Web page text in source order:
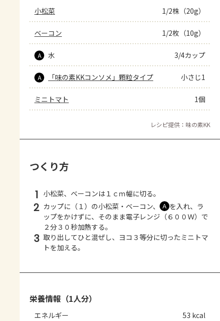
小松菜 1/2株（20g）
ベーコン 1/2枚（10g）
A 水 3/4カップ
A 「味の素KKコンソメ」顆粒タイプ 小さじ1
ミニトマト 1個
レシピ提供：味の素KK
つくり方
1 小松菜、ベーコンは１ｃｍ幅に切る。
2 カップに（１）の小松菜・ベーコン、 Ａ を入れ、ラ
ップをかけずに、そのまま電子レンジ（６００Ｗ）で
２分３０秒加熱する。
3 取り出してひと混ぜし、ヨコ３等分に切ったミニトマ
トを加える。
栄養情報（1人分）
エネルギー 53 kcal